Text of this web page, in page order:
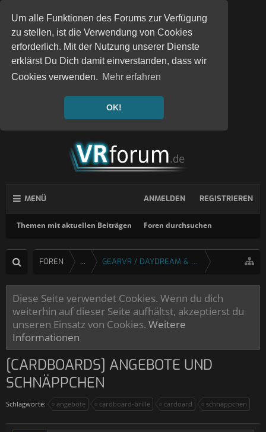
Um alle Funktionen des Forums zur Verfügung
zu stellen, ist die Verwendung von Cookies
erforderlich. Mit der Nutzung unserer Dienste
erklärst Du Dich damit einverstanden, dass wir
Cookies verwenden. Mehr erfahren
OK!
MENÜ
Themen mit aktuellen Beiträgen Foren durchsuchen
ANMELDEN REGISTRIEREN
FOREN ... GEARVR / DAYDREAM & CARDBOARD
Diese Seite verwendet Cookies. Wenn du dich
weiterhin auf dieser Seite aufhältst, akzeptierst du
unseren Einsatz von Cookies. Weitere
Informationen
[CARDBOARDS] ANGEBOTE UND
SCHNÄPPCHEN
Schlagworte: angebote cardboard-brille cardoard schnäppchen